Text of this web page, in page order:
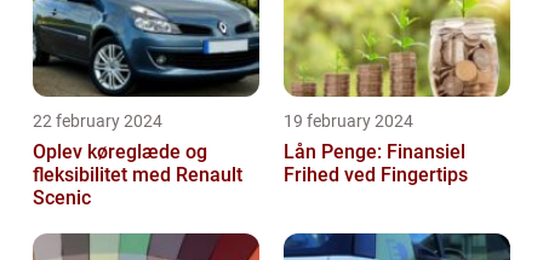
22 february 2024
Oplev køreglæde og
fleksibilitet med Renault
Scenic
19 february 2024
Lån Penge: Finansiel
Frihed ved Fingertips